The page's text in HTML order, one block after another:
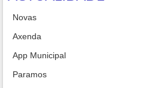
Novas
Axenda
App Municipal
Paramos